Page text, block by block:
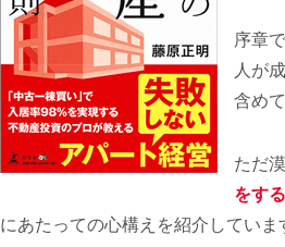
序章
人が
含め
ただ
をす
にあたっての心構えを紹介していま